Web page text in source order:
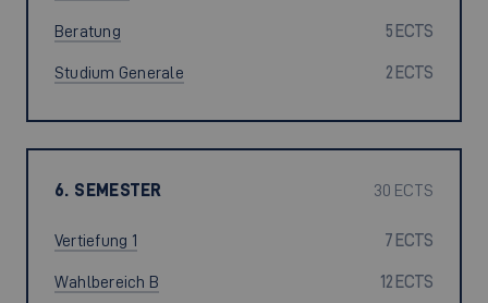
Beratung 5 ECTS
Studium Generale 2 ECTS
6. SEMESTER 30 ECTS
Vertiefung 1 7 ECTS
Wahlbereich B 12 ECTS